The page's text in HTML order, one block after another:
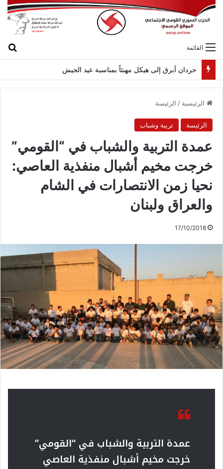
القائمة
حردان أبرق إلى هيكل مهنئاً بمناسبة عيد الجيش
الرئيسية / الرئيسة
الرئيسة تربية وشباب
عمدة التربية والشباب في “القومي”
خرجت مخيم أشبال منفذية العاصي:
نحيا زمن الانتصارات في الشام
والعراق ولبنان
17/10/2018
عمدة التربية والشباب في “القومي”
خرجت مخيم أشبال منفذية العاصي